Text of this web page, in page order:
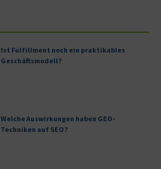
Ist Fulfillment noch ein praktikables
Geschäftsmodell?
Welche Auswirkungen haben GEO-
Techniken auf SEO?